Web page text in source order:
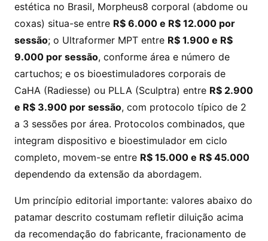
estética no Brasil, Morpheus8 corporal (abdome ou
coxas) situa-se entre R$ 6.000 e R$ 12.000 por
sessão; o Ultraformer MPT entre R$ 1.900 e R$
9.000 por sessão, conforme área e número de
cartuchos; e os bioestimuladores corporais de
CaHA (Radiesse) ou PLLA (Sculptra) entre R$ 2.900
e R$ 3.900 por sessão, com protocolo típico de 2
a 3 sessões por área. Protocolos combinados, que
integram dispositivo e bioestimulador em ciclo
completo, movem-se entre R$ 15.000 e R$ 45.000
dependendo da extensão da abordagem.
Um princípio editorial importante: valores abaixo do
patamar descrito costumam refletir diluição acima
da recomendação do fabricante, fracionamento de